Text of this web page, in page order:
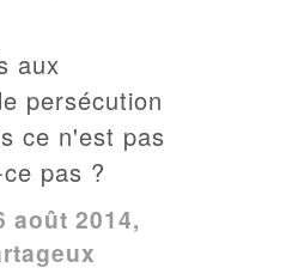
aux
persécution
ce n'est pas
pas ?
août 2014,